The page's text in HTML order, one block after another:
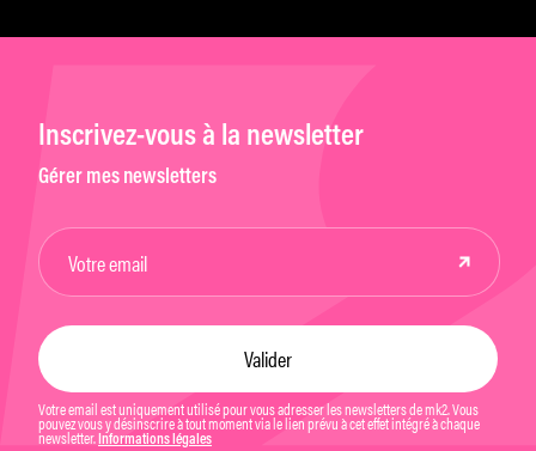
Inscrivez-vous à la newsletter
Gérer mes newsletters
Votre email est uniquement utilisé pour vous adresser les newsletters de mk2. Vous
pouvez vous y désinscrire à tout moment via le lien prévu à cet effet intégré à chaque
newsletter. Informations légales